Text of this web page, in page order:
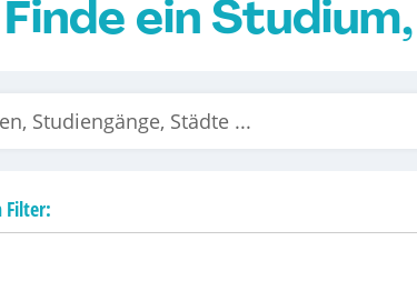
Finde ein
Filter: